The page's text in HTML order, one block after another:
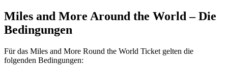
Miles and More Around the World – Die
Bedingungen
Für das Miles and More Round the World Ticket gelten die
folgenden Bedingungen: